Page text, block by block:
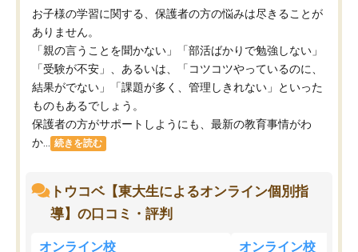
お子様の学習に関する、保護者の方の悩みは尽きることが
ありません。
「親の言うことを聞かない」「部活ばかりで勉強しない」
「受験が不安」、あるいは、「コツコツやっているのに、
結果がでない」「課題が多く、管理しきれない」といった
ものもあるでしょう。
保護者の方がサポートしようにも、最新の教育事情がわ
か...
続きを読む
トウコベ【東大生によるオンライン個別指
導】の口コミ・評判
オンライン校 オンライン校